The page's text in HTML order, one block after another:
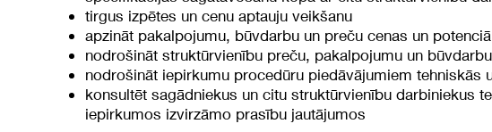
tirgus izpētes un cenu aptauju veikšanu
apzināt pakalpojumu, būvdarbu un preču cenas un
nodrošināt struktūrvienību preču, pakalpojumu un
nodrošināt iepirkumu procedūru piedāvājumiem tehniskās
konsultēt sagādniekus un citu struktūrvienību darbiniekus
iepirkumos izvirzāmo prasību jautājumos